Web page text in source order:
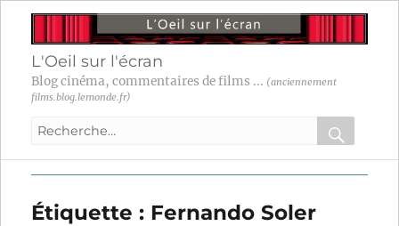
L'Oeil sur l'écran
Blog cinéma, commentaires de films ... (anciennement
films.blog.lemonde.fr)
Recherche
:
OK
Étiquette : Fernando Soler